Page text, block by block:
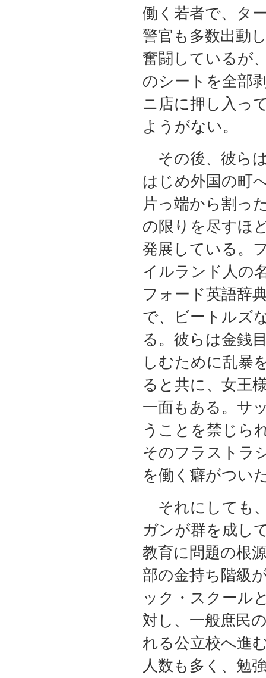
働く若者で、タ
警官も多数出動
奮闘しているが
のシートを全部
ニ店に押し入っ
ようがない。
その後、彼ら
はじめ外国の町
片っ端から割っ
の限りを尽すほ
発展している。
イルランド人の
フォード英語辞
で、ビートルズ
る。彼らは金銭
しむために乱暴
ると共に、女王
一面もある。サ
うことを禁じら
そのフラストラ
を働く癖がつ
それにしても
ガンが群を成し
教育に問題の根
部の金持ち階級
ック・スクール
対し、一般庶民
れる公立校へ進
人数も多く、勉